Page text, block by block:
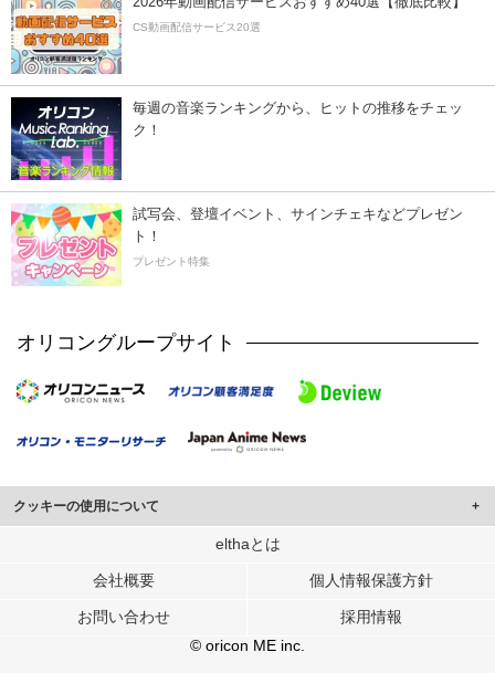
CS動画配信サービス20選
毎週の音楽ランキングから、ヒットの推移をチェッ
ク！
試写会、登壇イベント、サインチェキなどプレゼン
ト！
プレゼント特集
オリコングループサイト
クッキーの使用について
このサイトでは Cookie を使用して、ユーザーに合わせたコンテンツや広告の
行っています。
メディアや広告配信、データ解析の各パートナーに提供しています。
各パートナーは、この情報とユーザーが各パートナーに提供した他の情報や、
ユーザーが各パートナーのサービスを使用したときに収集した他の情報を組み
elthaとは
会社概要 個人情報保護方針
お問い合わせ
採用情報
© oricon ME inc.